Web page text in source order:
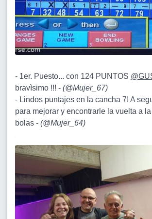
- 1er. Puesto... con 124 PUNTOS
bravìsimo !!! - (@Mujer_67)
- Lindos puntajes en la cancha 7! A
para mejorar y encontrarle la vuelta a
bolas - (@Mujer_64)